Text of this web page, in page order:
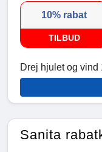
10% rabat
TILBUD
Drej hjulet og vind
Sanita